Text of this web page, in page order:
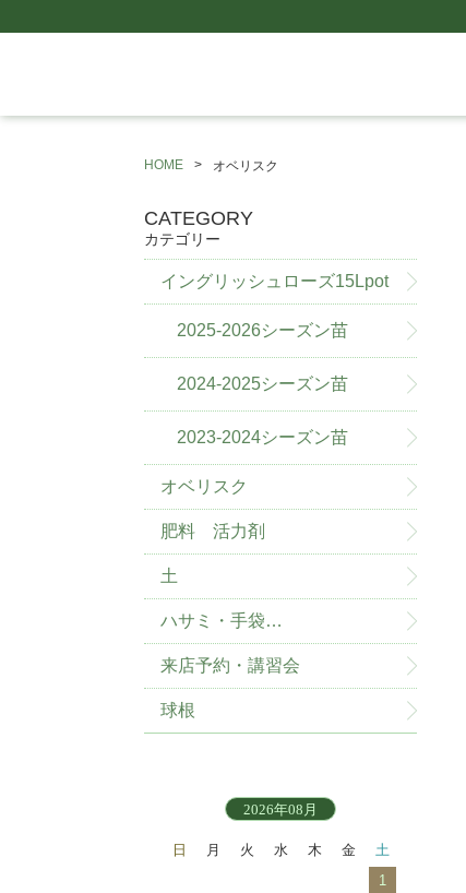
HOME オベリスク
CATEGORY
カテゴリー
イングリッシュローズ15Lpot
2025-2026シーズン苗
2024-2025シーズン苗
2023-2024シーズン苗
オベリスク
肥料 活力剤
土
ハサミ・手袋…
来店予約・講習会
球根
2026年08月
日 月 火 水 木 金
土
1